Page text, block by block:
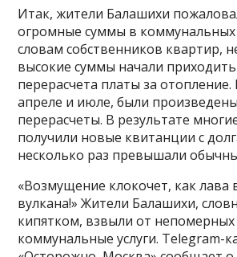
Итак, жители Балашихи
огромные суммы в коммунальных
словам собственников квартир,
высокие суммы начали приходить
перерасчета платы за отопление.
апреле и июле, были
перерасчеты. В результате
получили новые квитанции с
несколько раз превышали
«Возмущение клокочет, как лава
вулкана!» Жители Балашихи,
кипятком, взвыли от непомерных
коммунальные услуги. Telegram-